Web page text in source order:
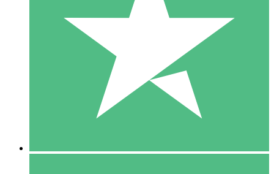
Paga según el uso con créditos de descarga. Sin compromiso
10 00